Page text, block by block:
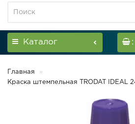
Каталог
Главная
Краска штемпельная TRODAT IDEAL